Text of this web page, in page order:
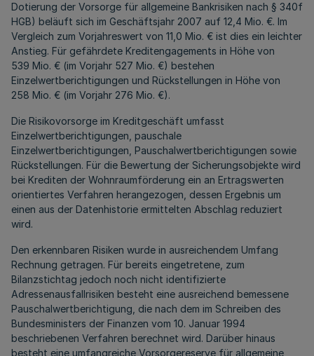
Dotierung der Vorsorge für allgemeine Bankrisiken nach § 340f
HGB) beläuft sich im Geschäftsjahr 2007 auf 12,4 Mio. €. Im
Vergleich zum Vorjahreswert von 11,0 Mio. € ist dies ein leichter
Anstieg. Für gefährdete Kreditengagements in Höhe von
539 Mio. € (im Vorjahr 527 Mio. €) bestehen
Einzelwertberichtigungen und Rückstellungen in Höhe von
258 Mio. € (im Vorjahr 276 Mio. €).
Die Risikovorsorge im Kreditgeschäft umfasst
Einzelwertberichtigungen, pauschale
Einzelwertberichtigungen, Pauschalwertberichtigungen sowie
Rückstellungen. Für die Bewertung der Sicherungsobjekte wird
bei Krediten der Wohnraumförderung ein an Ertragswerten
orientiertes Verfahren herangezogen, dessen Ergebnis um
einen aus der Datenhistorie ermittelten Abschlag reduziert
wird.
Den erkennbaren Risiken wurde in ausreichendem Umfang
Rechnung getragen. Für bereits eingetretene, zum
Bilanzstichtag jedoch noch nicht identifizierte
Adressenausfallrisiken besteht eine ausreichend bemessene
Pauschalwertberichtigung, die nach dem im Schreiben des
Bundesministers der Finanzen vom 10. Januar 1994
beschriebenen Verfahren berechnet wird. Darüber hinaus
besteht eine umfangreiche Vorsorgereserve für allgemeine